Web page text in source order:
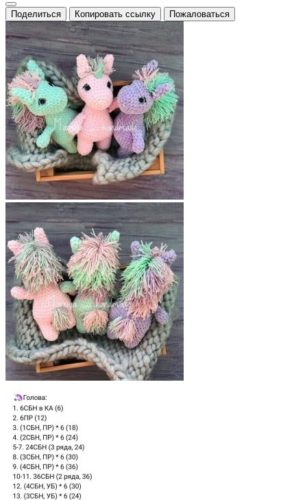
Поделиться Копировать ссылку Пожаловаться